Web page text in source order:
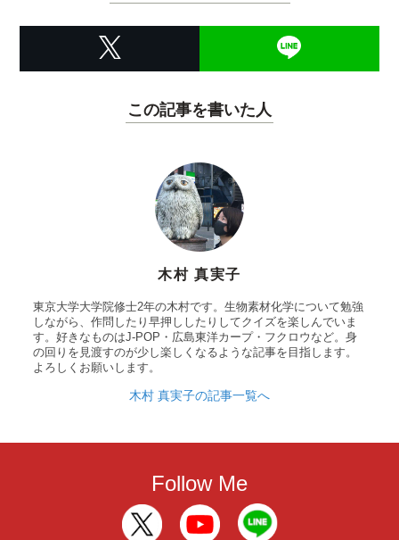
この記事を書いた人
木村 真実子
東京大学大学院修士2年の木村です。生物素材化学について勉強
しながら、作問したり早押ししたりしてクイズを楽しんでいま
す。好きなものはJ-POP・広島東洋カープ・フクロウなど。身
の回りを見渡すのが少し楽しくなるような記事を目指します。
よろしくお願いします。
木村 真実子の記事一覧へ
Follow Me